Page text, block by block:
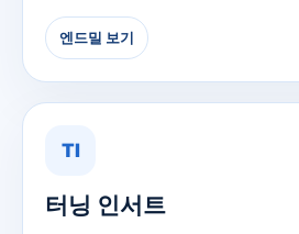
엔드밀 보기
TI
터닝 인서트